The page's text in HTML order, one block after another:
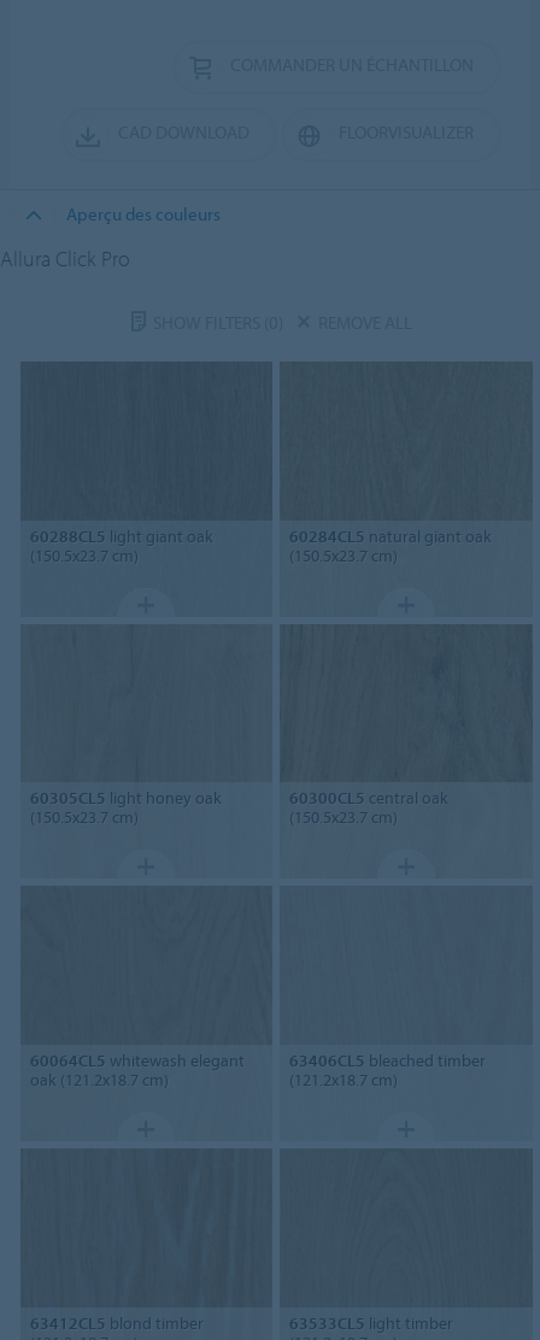
Aperçu des couleurs
Allura Click Pro
60288CL5 light giant oak
(150.5x23.7 cm)
60284CL5 natural giant oak
(150.5x23.7 cm)
60305CL5 light honey oak
(150.5x23.7 cm)
60300CL5 central oak
(150.5x23.7 cm)
60064CL5 whitewash elegant
oak (121.2x18.7 cm)
63406CL5 bleached timber
(121.2x18.7 cm)
63412CL5 blond timber
63533CL5 light timber